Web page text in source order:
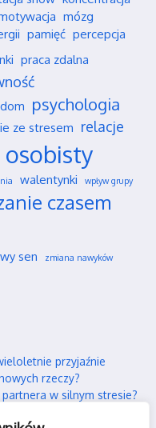
mózg
pamięć percepcja
praca zdalna
psychologia
ze stresem relacje
walentynki wpływ grupy
czasem
sen
zmiana nawyków
przyjaźnie
rzeczy?
w silnym stresie?